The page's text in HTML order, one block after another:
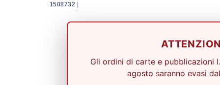
1508732 |
Gli ordini di carte e pubblicazioni
agosto saranno evasi